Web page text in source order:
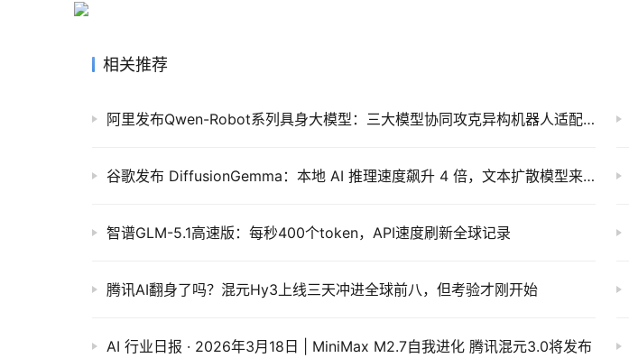
相关推荐
阿里发布Qwen-Robot系列具身大模型：三大模型协同攻克异构机器人适配痛点
谷歌发布 DiffusionGemma：本地 AI 推理速度飙升 4 倍，文本扩散模型来了
智谱GLM-5.1高速版：每秒400个token，API速度刷新全球记录
腾讯AI翻身了吗？混元Hy3上线三天冲进全球前八，但考验才刚开始
AI 行业日报 · 2026年3月18日 | MiniMax M2.7自我进化 腾讯混元3.0将发布